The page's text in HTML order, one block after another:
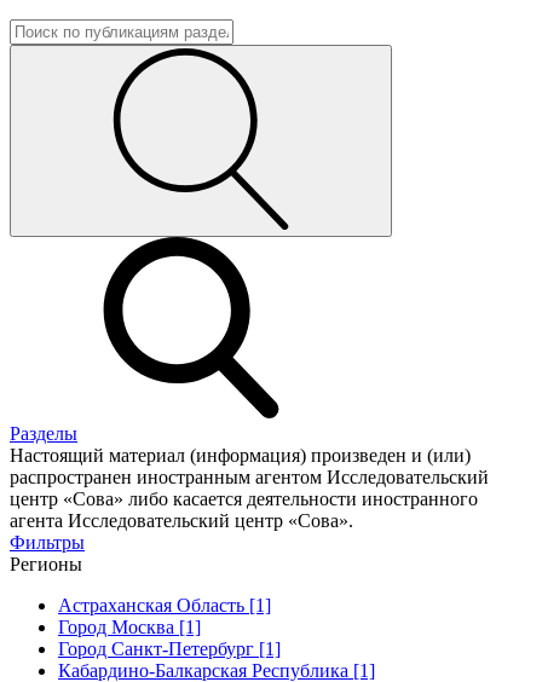
Разделы
Настоящий материал (информация) произведен и (или)
распространен иностранным агентом Исследовательский
центр «Сова» либо касается деятельности иностранного
агента Исследовательский центр «Сова».
Фильтры
Регионы
Астраханская Область [1]
Город Москва [1]
Город Санкт-Петербург [1]
Кабардино-Балкарская Республика [1]